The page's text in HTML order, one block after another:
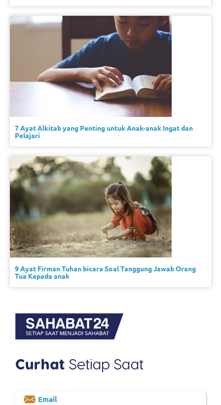
7 Ayat Alkitab yang Penting untuk Anak-anak Ingat dan
Pelajari
9 Ayat Firman Tuhan bicara Soal Tanggung Jawab Orang
Tua Kepada anak
Email